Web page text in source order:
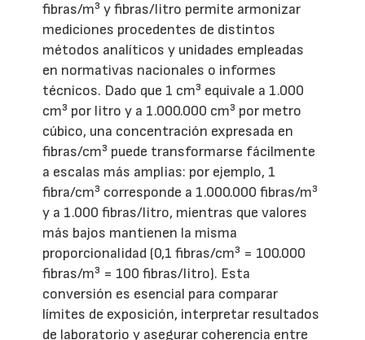
fibras/m³ y fibras/litro permite armonizar
mediciones procedentes de distintos
métodos analíticos y unidades empleadas
en normativas nacionales o informes
técnicos. Dado que 1 cm³ equivale a 1.000
cm³ por litro y a 1.000.000 cm³ por metro
cúbico, una concentración expresada en
fibras/cm³ puede transformarse fácilmente
a escalas más amplias: por ejemplo, 1
fibra/cm³ corresponde a 1.000.000 fibras/m³
y a 1.000 fibras/litro, mientras que valores
más bajos mantienen la misma
proporcionalidad (0,1 fibras/cm³ = 100.000
fibras/m³ = 100 fibras/litro). Esta
conversión es esencial para comparar
límites de exposición, interpretar resultados
de laboratorio y asegurar coherencia entre